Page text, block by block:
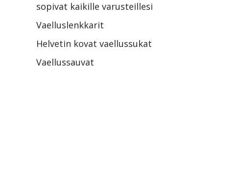
sopivat kaikille varusteillesi
Vaelluslenkkarit
Helvetin kovat vaellussukat
Vaellussauvat